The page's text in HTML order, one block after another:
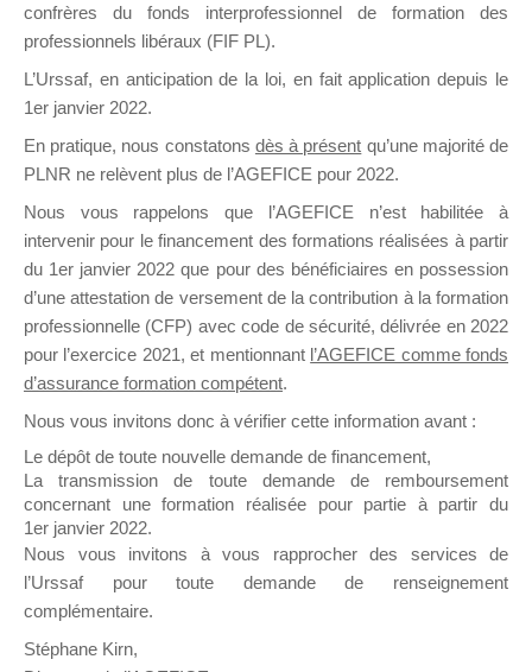
DIRIGEANT
Groupe Public
il y a un mois
Ce groupe est destiné aux Organismes de
Formation qui souhaitent répondre à l’Appel à
Propositions Mallette du Dirigeant.
sur lequel il est possible de laisser un message
ou poser une question.
NB : Il est nécessaire d’être
pouvoir rejoindre ce groupe
confrères du fonds interprofessionnel de formation des
professionnels libéraux (FIF PL).
L’Urssaf, en anticipation de la loi, en fait application depuis le
1er janvier 2022.
En pratique, nous constatons dès à présent qu’une majorité de
PLNR ne relèvent plus de l’AGEFICE pour 2022.
Nous vous rappelons que l’AGEFICE n’est habilitée à
intervenir pour le financement des formations réalisées à partir
du 1er janvier 2022 que pour des bénéficiaires en possession
d’une attestation de versement de la contribution à la formation
professionnelle (CFP) avec code de sécurité, délivrée en 2022
pour l’exercice 2021, et mentionnant l’AGEFICE comme fonds
d’assurance formation compétent.
Nous vous invitons donc à vérifier cette information avant :
Le dépôt de toute nouvelle demande de financement,
La transmission de toute demande de remboursement
concernant une formation réalisée pour partie à partir du
1er janvier 2022.
Nous vous invitons à vous rapprocher des services de
l’Urssaf pour toute demande de renseignement
complémentaire.
Stéphane Kirn,